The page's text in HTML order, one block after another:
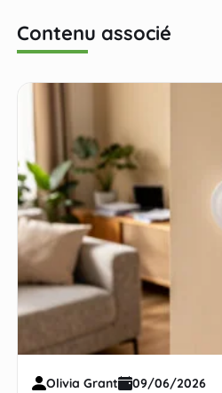
Contenu associé
Olivia Grant 09/06/2026